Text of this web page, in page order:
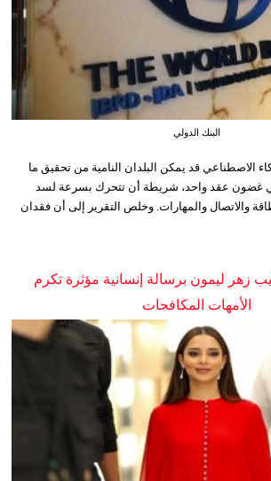
البنك الدولي
الاصطناعي قد يمكن البلدان النامية من تحقيق ما
في غضون عقد واحد، شريطة أن تتحرك بسرعة لسد
والاتصال والمهارات. وخلص التقرير إلى أن فقدان
زهر ليمون برسالة إنسانية مؤثرة تكرم
الأمهات المكافحات